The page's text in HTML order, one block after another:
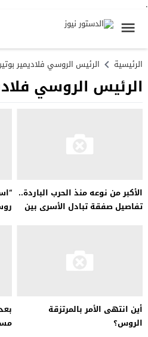
.
الرئيسية الرئيس الروسي فلاديمير
الرئيس الروسي
الأكبر من نوعه منذ الحرب الباردة..
تفاصيل صفقة تبادل الأسرى بين
أين انتهى الأمر بالمرتزقة
الروس؟